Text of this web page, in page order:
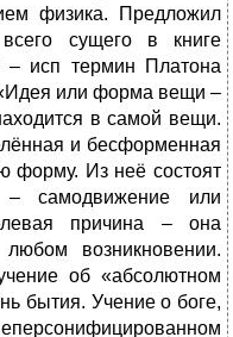
физика. Предложил
сущего в книге
– исп термин Платона
или форма вещи –
в самой вещи.
и бесформенная
форму. Из неё состоят
самодвижение или
причина – она
возникновении.
об «абсолютном
бытия. Учение о боге,